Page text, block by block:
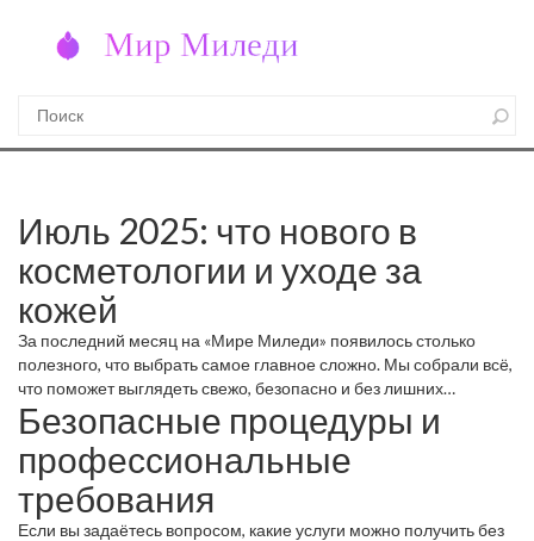
Июль 2025: что нового в
косметологии и уходе за
кожей
За последний месяц на «Мире Миледи» появилось столько
полезного, что выбрать самое главное сложно. Мы собрали всё,
что поможет выглядеть свежо, безопасно и без лишних
вопросов к специалистам.
Безопасные процедуры и
профессиональные
требования
Если вы задаётесь вопросом, какие услуги можно получить без